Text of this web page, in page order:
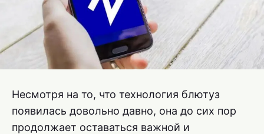
Несмотря на то, что технология блютуз
появилась довольно давно, она до сих пор
продолжает оставаться важной и